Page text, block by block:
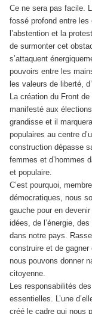
Ce ne sera pas facile.
fossé profond entre
l’abstention et la
de surmonter cet
s’attaquent
pouvoirs entre les
les valeurs de liberté,
La création du Front
manifesté aux
grandisse et il
populaires au centre
construction dépasse
femmes et d’hommes
et populaire.
C’est pourquoi,
démocratiques, nous
gauche pour en
idées, de l’énergie,
dans notre pays.
construire et de
nous pouvons donner
citoyenne.
Les responsabilités
essentielles. L’une
créé le cadre qui nous